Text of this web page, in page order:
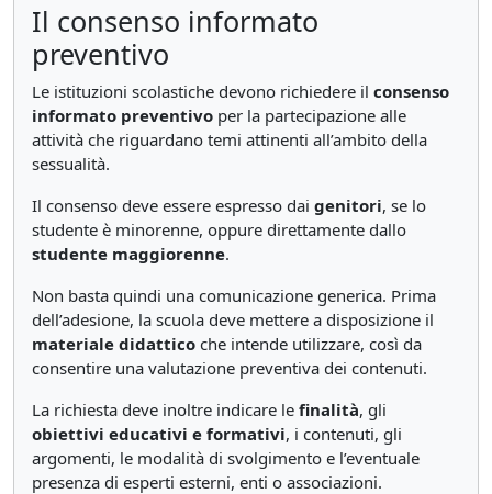
Il consenso informato
preventivo
Le istituzioni scolastiche devono richiedere il consenso
informato preventivo per la partecipazione alle
attività che riguardano temi attinenti all’ambito della
sessualità.
Il consenso deve essere espresso dai genitori, se lo
studente è minorenne, oppure direttamente dallo
studente maggiorenne.
Non basta quindi una comunicazione generica. Prima
dell’adesione, la scuola deve mettere a disposizione il
materiale didattico che intende utilizzare, così da
consentire una valutazione preventiva dei contenuti.
La richiesta deve inoltre indicare le finalità, gli
obiettivi educativi e formativi, i contenuti, gli
argomenti, le modalità di svolgimento e l’eventuale
presenza di esperti esterni, enti o associazioni.